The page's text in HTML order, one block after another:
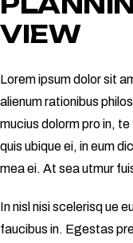
VIEW
Lorem ipsum dolor sit
alienum rationibus
mucius dolorm pro in,
quis ubique ei, in eum
mea ei. At sea utmur
In nisl nisi scelerisq ue
faucibus in. Egestas